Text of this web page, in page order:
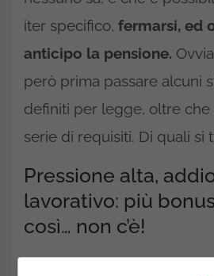
iter specifico, fermarsi, ed
anticipo la pensione.
però prima passare alcuni
definiti per legge, oltre che
serie di requisiti. Di quali si
Pressione alta,
lavorativo: più
così… non c’è!